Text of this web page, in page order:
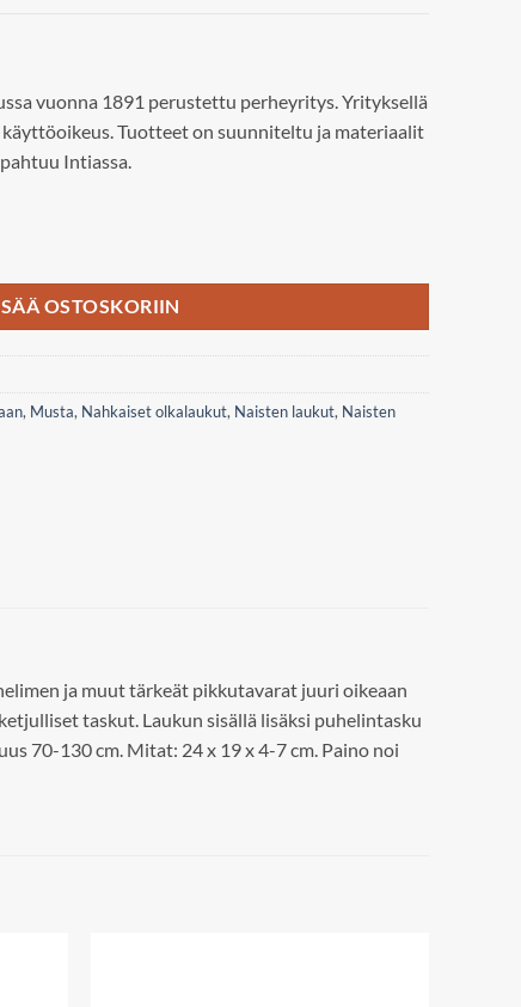
vuonna 1891 perustettu perheyritys. Yrityksellä
Tuotteet on suunniteltu ja materiaalit
Intiassa.
OSTOSKORIIN
, Musta, Nahkaiset olkalaukut, Naisten laukut, Naisten
ja muut tärkeät pikkutavarat juuri oikeaan
taskut. Laukun sisällä lisäksi puhelintasku
70-130 cm. Mitat: 24 x 19 x 4-7 cm. Paino noi